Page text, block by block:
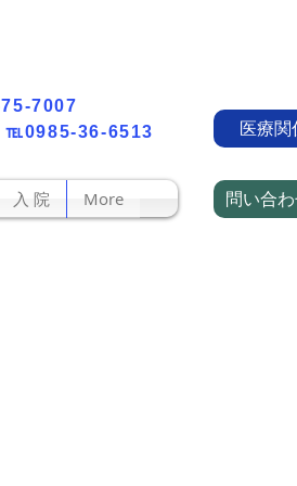
℡0985-36-6513
7007
医療関
入 院 More 問い合